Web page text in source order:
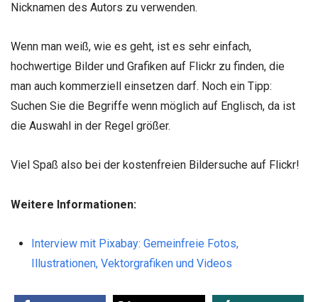
Nicknamen des Autors zu verwenden.
Wenn man weiß, wie es geht, ist es sehr einfach,
hochwertige Bilder und Grafiken auf Flickr zu finden, die
man auch kommerziell einsetzen darf. Noch ein Tipp:
Suchen Sie die Begriffe wenn möglich auf Englisch, da ist
die Auswahl in der Regel größer.
Viel Spaß also bei der kostenfreien Bildersuche auf Flickr!
Weitere Informationen:
Interview mit Pixabay: Gemeinfreie Fotos,
Illustrationen, Vektorgrafiken und Videos